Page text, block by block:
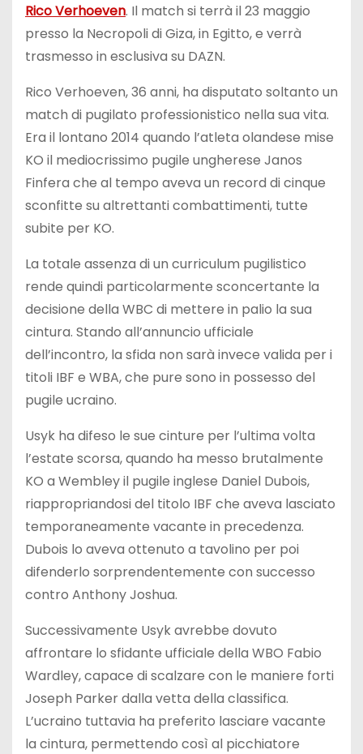
Rico Verhoeven. Il match si terrà il 23 maggio
presso la Necropoli di Giza, in Egitto, e verrà
trasmesso in esclusiva su DAZN.
Rico Verhoeven, 36 anni, ha disputato soltanto un
match di pugilato professionistico nella sua vita.
Era il lontano 2014 quando l’atleta olandese mise
KO il mediocrissimo pugile ungherese Janos
Finfera che al tempo aveva un record di cinque
sconfitte su altrettanti combattimenti, tutte
subite per KO.
La totale assenza di un curriculum pugilistico
rende quindi particolarmente sconcertante la
decisione della WBC di mettere in palio la sua
cintura. Stando all’annuncio ufficiale
dell’incontro, la sfida non sarà invece valida per i
titoli IBF e WBA, che pure sono in possesso del
pugile ucraino.
Usyk ha difeso le sue cinture per l’ultima volta
l’estate scorsa, quando ha messo brutalmente
KO a Wembley il pugile inglese Daniel Dubois,
riappropriandosi del titolo IBF che aveva lasciato
temporaneamente vacante in precedenza.
Dubois lo aveva ottenuto a tavolino per poi
difenderlo sorprendentemente con successo
contro Anthony Joshua.
Successivamente Usyk avrebbe dovuto
affrontare lo sfidante ufficiale della WBO Fabio
Wardley, capace di scalzare con le maniere forti
Joseph Parker dalla vetta della classifica.
L’ucraino tuttavia ha preferito lasciare vacante
la cintura, permettendo così al picchiatore